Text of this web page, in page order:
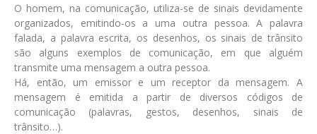
O homem, na comunicação, utiliza-se de sinais devidamente
organizados, emitindo-os a uma outra pessoa. A palavra
falada, a palavra escrita, os desenhos, os sinais de trânsito
são alguns exemplos de comunicação, em que alguém
transmite uma mensagem a outra pessoa.
Há, então, um emissor e um receptor da mensagem. A
mensagem é emitida a partir de diversos códigos de
comunicação (palavras, gestos, desenhos, sinais de
trânsito…).